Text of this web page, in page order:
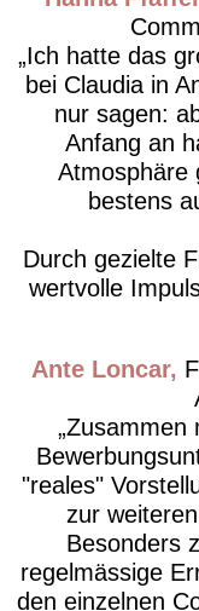
Ich hatte das
bei Claudia in
nur sagen:
Anfang an
Atmosphäre
bestens
Durch gezielte
wertvolle
Ante Loncar
Zusammen
"reales"
zur
Besonders
regelmässige
den einzelnen